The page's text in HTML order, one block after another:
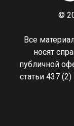
©
Все
носят
публичной
статьи 437